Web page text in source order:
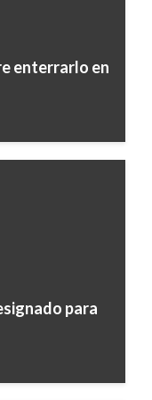
enterrarlo en
para